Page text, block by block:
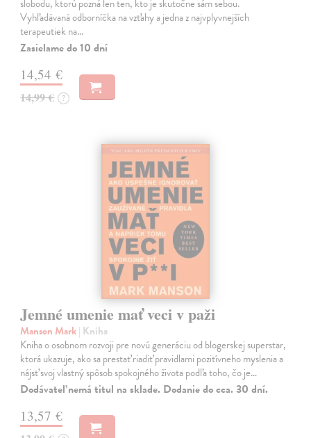
slobodu, ktorú pozná len ten, kto je skutočne sám sebou.
Vyhľadávaná odborníčka na vzťahy a jedna z najvplyvnejších
terapeutiek na…
Zasielame do 10 dní
14,54 €
14,99 € ?
Jemné umenie mať veci v paži
Manson Mark| Kniha
Kniha o osobnom rozvoji pre novú generáciu od blogerskej superstar,
ktorá ukazuje, ako sa prestať riadiť pravidlami pozitívneho myslenia a
nájsť svoj vlastný spôsob spokojného života podľa toho, čo je…
Dodávateľ nemá titul na sklade. Dodanie do cca. 30 dní.
13,57 €